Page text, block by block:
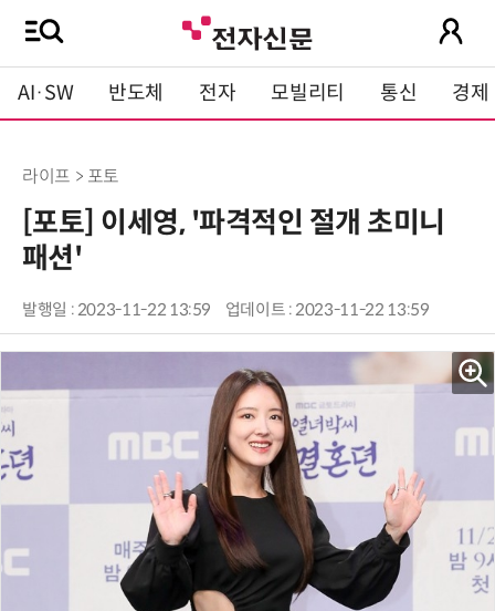
AI·SW 반도체 전자 모빌리티 통신 경제
라이프 > 포토
[포토] 이세영, '파격적인 절개 초미니
패션'
발행일 : 2023-11-22 13:59 업데이트 : 2023-11-22 13:59